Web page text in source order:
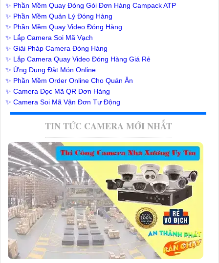
✨ Phần Mềm Quay Đóng Gói Đơn Hàng Campack ATP
✨ Phần Mềm Quản Lý Đóng Hàng
✨ Phần Mềm Quay Video Đóng Hàng
✨ Lắp Camera Soi Mã Vạch
✨ Giải Pháp Camera Đóng Hàng
✨ Lắp Camera Quay Video Đóng Hàng Giá Rẻ
✨ Ứng Dụng Đặt Món Online
✨ Phần Mềm Order Online Cho Quán Ăn
✨ Camera Đọc Mã QR Đơn Hàng
✨ Camera Soi Mã Vận Đơn Tự Động
TIN TỨC CAMERA MỚI NHẤT